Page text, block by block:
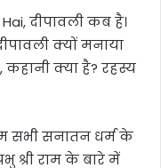
दीपावली कब है।
क्यों मनाया
क्या है? रहस्य
सभी सनातन धर्म के
श्री राम के बारे में